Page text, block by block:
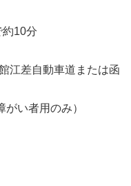
約10分
江差自動車道または函
い者用のみ）